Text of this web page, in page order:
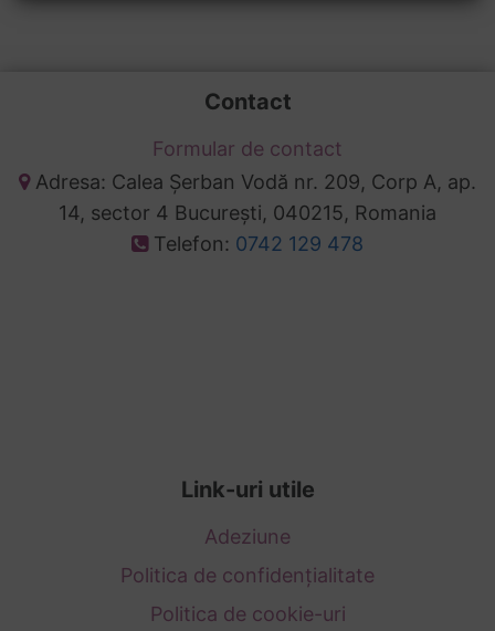
Contact
Formular de contact
Adresa: Calea Șerban Vodă nr. 209, Corp A, ap.
14, sector 4 București, 040215, Romania
Telefon: 0742 129 478
Link-uri utile
Adeziune
Politica de confidențialitate
Politica de cookie-uri